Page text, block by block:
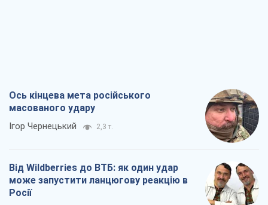
Ось кінцева мета російського
масованого удару
Ігор Чернецький 2,3 т.
Від Wildberries до ВТБ: як один удар
може запустити ланцюгову реакцію в
Росії